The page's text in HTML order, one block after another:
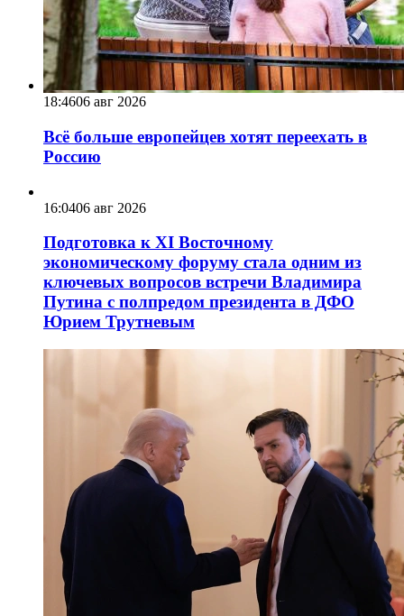
18:4606 авг 2026
Всё больше европейцев хотят переехать в
Россию
16:0406 авг 2026
Подготовка к XI Восточному
экономическому форуму стала одним из
ключевых вопросов встречи Владимира
Путина с полпредом президента в ДФО
Юрием Трутневым